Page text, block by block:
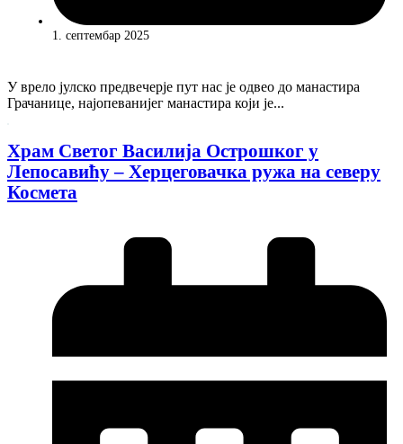
1. септембар 2025
У врело јулско предвечерје пут нас је одвео до манастира
Грачанице, најопеванијег манастира који је...
Храм Светог Василија Острошког у
Лепосавићу – Херцеговачка ружа на северу
Космета